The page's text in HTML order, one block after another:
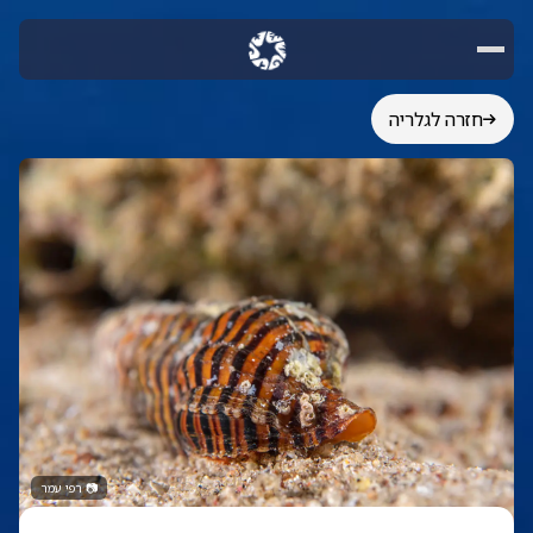
חזרה לגלריה
📷רפי עמר